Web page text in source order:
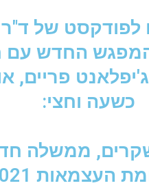
לפודקסט של ד"ר
החדש עם
פריים,
כשעה וחצי:
ממשלה
העצמאות 2021